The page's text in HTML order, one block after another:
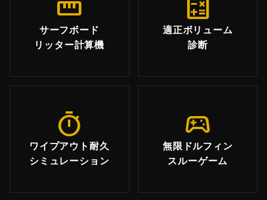
straighten
サーフボード
リッター計算機
calculate
適正ボリューム
診断
timer
ワイプアウト耐久
シミュレーション
sports_esports
無限ドルフィン
スルーゲーム